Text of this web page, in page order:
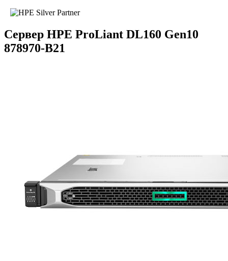
Сервер HPE ProLiant DL160 Gen10
878970-B21